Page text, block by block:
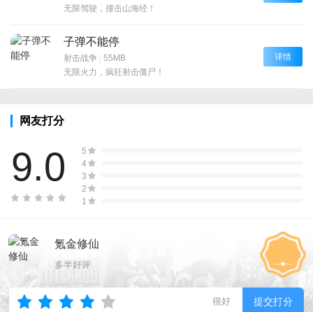
无限驾驶，撞击山海经！
子弹不能停
射击战争 | 55MB
无限火力，疯狂射击僵尸！
详情
网友打分
9.0
5
4
3
2
1
氪金修仙
多半好评
很好 提交打分